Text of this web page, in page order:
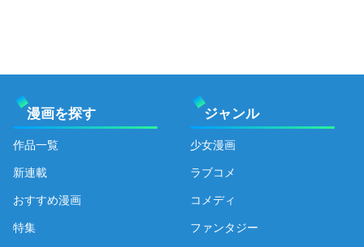
漫画を探す
作品一覧
新連載
おすすめ漫画
特集
ジャンル
少女漫画
ラブコメ
コメディ
ファンタジー